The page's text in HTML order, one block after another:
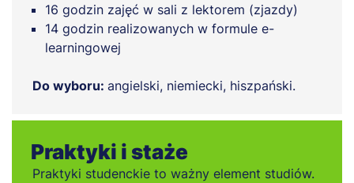
16 godzin zajęć w sali z lektorem (zjazdy)
14 godzin realizowanych w formule e-
learningowej
Do wyboru: angielski, niemiecki, hiszpański.
Praktyki i staże
Praktyki studenckie to ważny element studiów.